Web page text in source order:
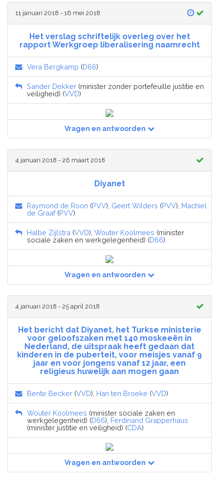
11 januari 2018 - 16 mei 2018
Het verslag schriftelijk overleg over het
rapport Werkgroep liberalisering naamrecht
Vera Bergkamp (D66)
Sander Dekker (minister zonder portefeuille justitie en
veiligheid) (VVD)
Vragen en antwoorden
4 januari 2018 - 26 maart 2018
Diyanet
Raymond de Roon (PVV), Geert Wilders (PVV), Machiel
de Graaf(PVV)
Halbe Zijlstra (VVD), Wouter Koolmees (minister
sociale zaken en werkgelegenheid) (D66)
Vragen en antwoorden
4 januari 2018 - 25 april 2018
Het bericht dat Diyanet, het Turkse ministerie
voor geloofszaken met 140 moskeeën in
Nederland, de uitspraak heeft gedaan dat
kinderen in de puberteit, voor meisjes vanaf 9
jaar en voor jongens vanaf 12 jaar, een
religieus huwelijk aan mogen gaan
Bente Becker (VVD), Han ten Broeke (VVD)
Wouter Koolmees (minister sociale zaken en
werkgelegenheid) (D66), Ferdinand Grapperhaus
(minister justitie en veiligheid) (CDA)
Vragen en antwoorden